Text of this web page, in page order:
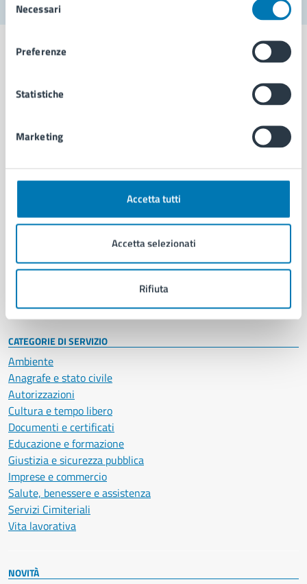
delNecessari
Preferenze
Statistiche
Marketing
Accetta tutti
Accetta selezionati
Rifiuta
Comune di Napoli
AMMINISTRAZIONE
Organi di governo
Enti e fondazioni
Personale amministrativo
Intranet, posta aziendale e protocollo
CATEGORIE DI SERVIZIO
Ambiente
Anagrafe e stato civile
Autorizzazioni
Cultura e tempo libero
Documenti e certificati
Educazione e formazione
Giustizia e sicurezza pubblica
Imprese e commercio
Salute, benessere e assistenza
Servizi Cimiteriali
Vita lavorativa
NOVITÀ